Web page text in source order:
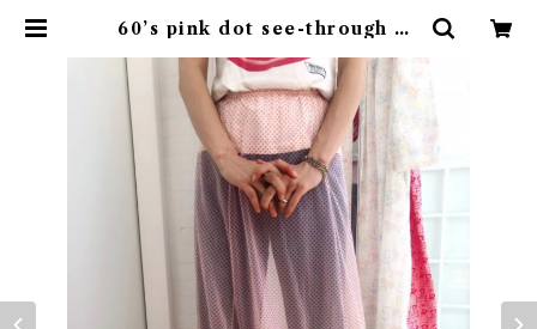
60’s pink dot see-through ha